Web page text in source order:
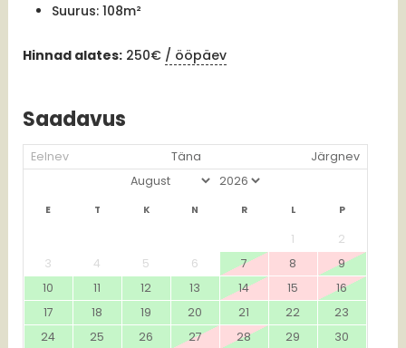
Suurus:108m²
Hinnad alates: 250€ / ööpäev
Saadavus
Eelnev Täna Järgnev
E T K N R L P
1
2
3
4 5 6 7 8
9
10
11 12 13 14 15
16
17
18 19 20 21 22
23
24
25 26 27 28 29
30